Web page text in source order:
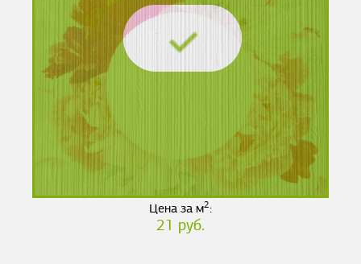
Цена за м2:
21 руб.